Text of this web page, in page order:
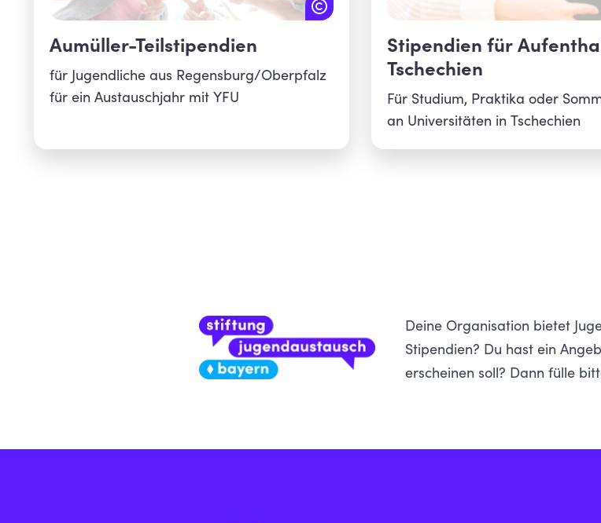
Aumüller-Teilstipendien
für Jugendliche aus Regensburg/Oberpfalz
für ein Austauschjahr mit YFU
Stipendien für
Tschechien
Für Studium, Praktika oder
an Universitäten in Tschechien
Deine Organisation bietet
Stipendien? Du hast ein
erscheinen soll? Dann fülle